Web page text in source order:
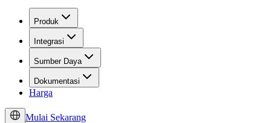
Produk
Integrasi
Sumber Daya
Dokumentasi
Harga
Mulai Sekarang